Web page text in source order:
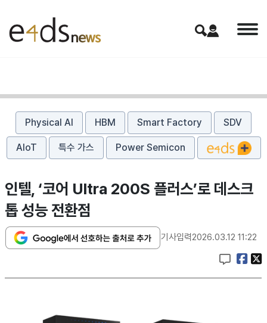
Physical AI HBM Smart Factory SDV
AIoT 특수 가스 Power Semicon
인텔, ‘코어 Ultra 200S 플러스’로 데스크
톱 성능 전환점
기사입력2026.03.12 11:22